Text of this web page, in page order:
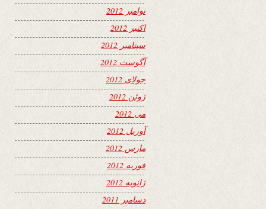
نوامبر 2012
اکتبر 2012
سپتامبر 2012
آگوست 2012
جولای 2012
ژوئن 2012
می 2012
آوریل 2012
مارس 2012
فوریه 2012
ژانویه 2012
دسامبر 2011